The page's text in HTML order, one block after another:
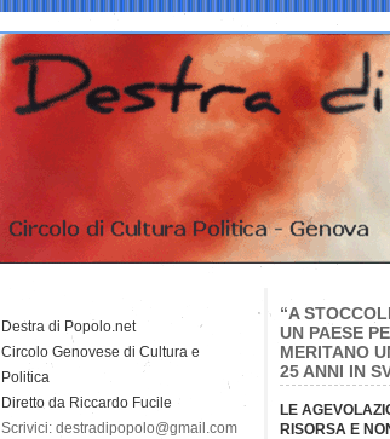
“A
UN PAESE
MERITANO
25 ANNI IN
LE
RISORSA E
Destra di Popolo.net
Circolo Genovese di Cultura e
Politica
Diretto da Riccardo Fucile
Scrivici: destradipopolo@gmail.com